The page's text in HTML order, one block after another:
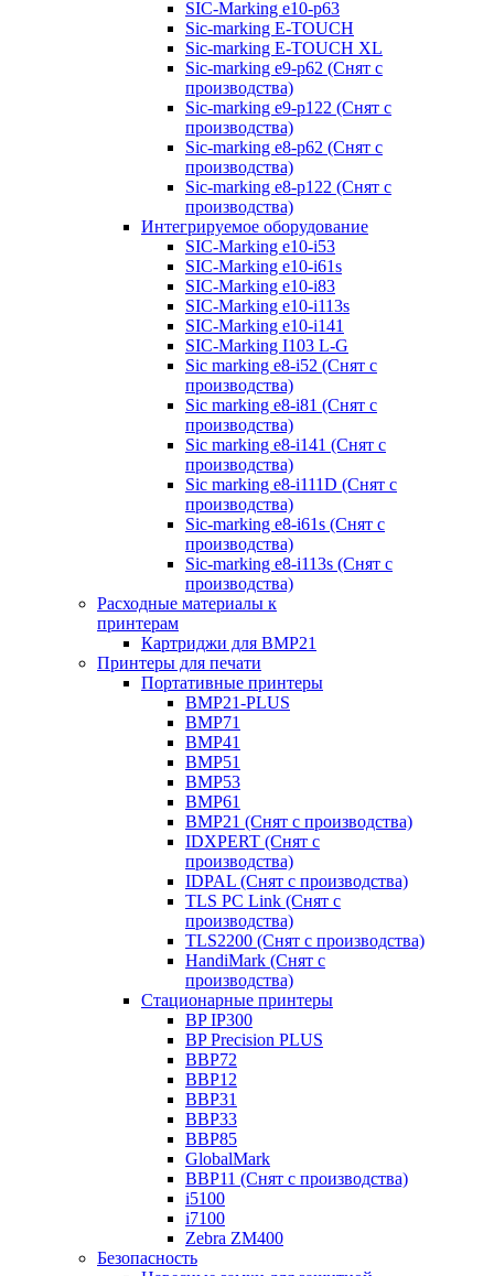
SIC-Marking e10-p63
Sic-marking E-TOUCH
Sic-marking E-TOUCH XL
Sic-marking e9-p62 (Снят с
производства)
Sic-marking e9-p122 (Снят с
производства)
Sic-marking e8-p62 (Снят с
производства)
Sic-marking e8-p122 (Снят с
производства)
Интегрируемое оборудование
SIC-Marking e10-i53
SIC-Marking e10-i61s
SIC-Marking e10-i83
SIC-Marking e10-i113s
SIC-Marking e10-i141
SIC-Marking I103 L-G
Sic marking e8-i52 (Снят с
производства)
Sic marking e8-i81 (Снят с
производства)
Sic marking e8-i141 (Снят с
производства)
Sic marking e8-i111D (Снят с
производства)
Sic-marking e8-i61s (Снят с
производства)
Sic-marking e8-i113s (Снят с
производства)
Расходные материалы к
принтерам
Картриджи для BMP21
Принтеры для печати
Портативные принтеры
BMP21-PLUS
BMP71
BMP41
BMP51
BMP53
BMP61
BMP21 (Снят с производства)
IDXPERT (Снят с
производства)
IDPAL (Снят с производства)
TLS PC Link (Снят с
производства)
TLS2200 (Снят с производства)
HandiMark (Снят с
производства)
Стационарные принтеры
BP IP300
BP Precision PLUS
BBP72
BBP12
BBP31
BBP33
BBP85
GlobalMark
BBP11 (Снят с производства)
i5100
i7100
Zebra ZM400
Безопасность